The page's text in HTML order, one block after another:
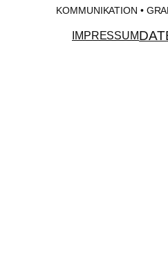
KOMMUNIKATION •
IMPRESSUM